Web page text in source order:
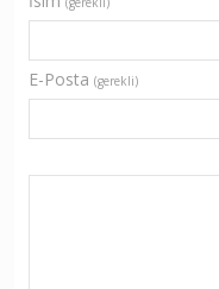
E-Posta (gerekli)